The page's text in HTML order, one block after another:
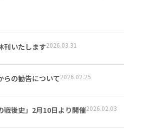
刊いたします2026.03.31
らの勧告について2026.02.25
戦後史」2月10日より開催2026.02.03